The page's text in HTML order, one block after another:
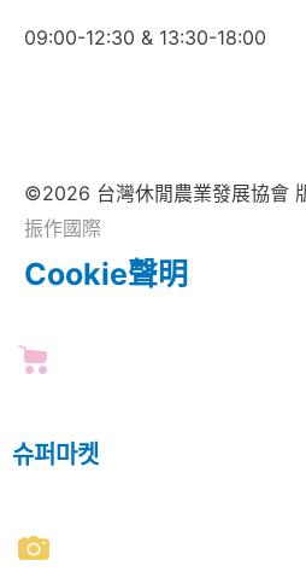
09:00-12:30 & 13:30-18:00
©2026 台灣休閒農業發展協會
振作國際
Cookie聲明
슈퍼마켓